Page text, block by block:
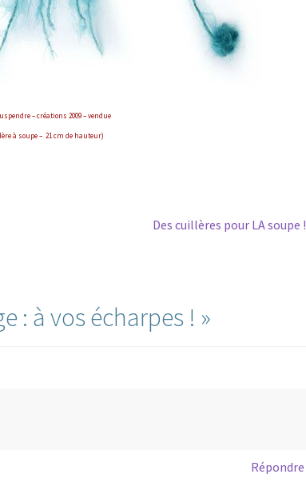
–créations 2009 – vendue
à soupe – 21 cm de hauteur)
Article
Des cuillères pour LA soupe !
: à vos écharpes ! »
Répondre